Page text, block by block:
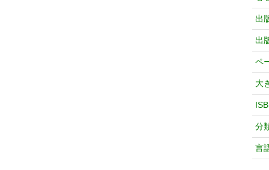
出
出
ペ
大
分
言